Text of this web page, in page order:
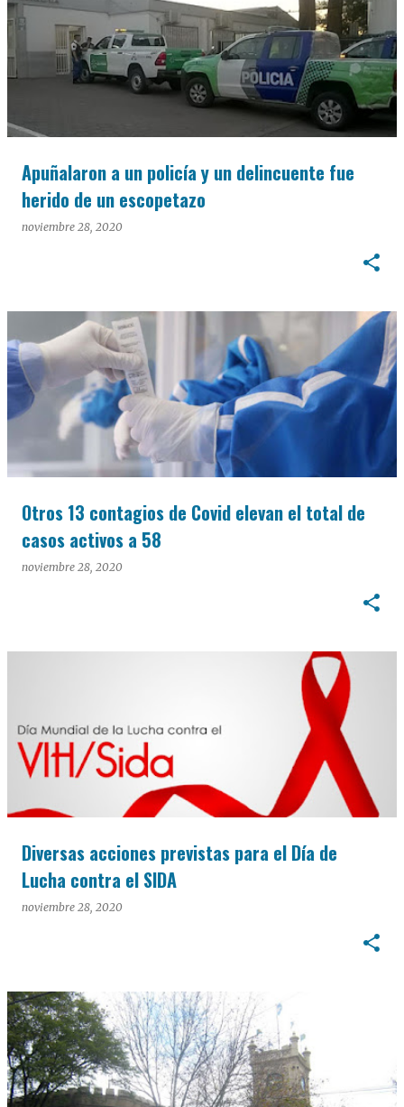
Apuñalaron a un policía y un delincuente fue
herido de un escopetazo
noviembre 28, 2020
Otros 13 contagios de Covid elevan el total de
casos activos a 58
noviembre 28, 2020
Diversas acciones previstas para el Día de
Lucha contra el SIDA
noviembre 28, 2020